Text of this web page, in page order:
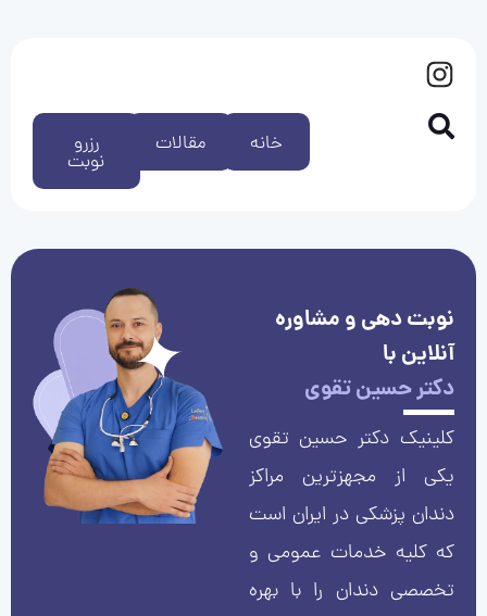
رزرو
نوبت
مقالات خانه
نوبت دهی و مشاوره
آنلاین با
دکتر حسین تقوی
کلینیک دکتر حسین تقوی
یکی از مجهزترین مراکز
دندان پزشکی در ایران است
که کلیه خدمات عمومی و
تخصصی دندان را با بهره